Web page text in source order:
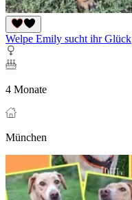
Welpe Emily sucht ihr Glück
4 Monate
München